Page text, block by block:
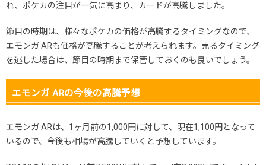
れ、ポケカの注目が一気に高まり、カードが高騰しました。
節目の時期は、様々なポケカの価格が高騰するタイミングなので、
エモンガ ARも価格が高騰することが考えられます。売るタイミング
を逃した場合は、節目の時期まで保管しておくのも良いでしょう。
エモンガ ARの今後の高騰予想
エモンガ ARは、1ヶ月前の1,000円に対して、現在1,100円となって
いるので、今後も相場が高騰していくと予想しています。